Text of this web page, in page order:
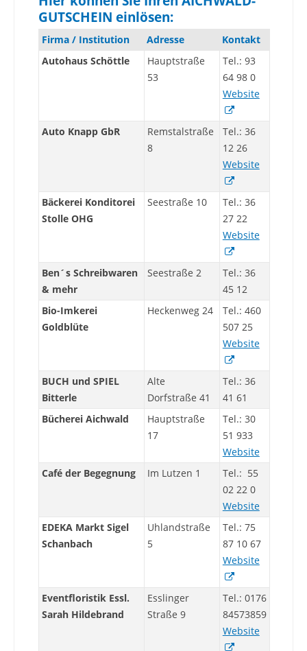
GUTSCHEIN einlösen:
Firma / Institution Adresse
Kontakt
Autohaus Schöttle
Hauptstraße
53
Tel.: 93
64 98 0
Website
Auto Knapp GbR
Remstalstraße
8
Tel.: 36
12 26
Website
Bäckerei Konditorei
Stolle OHG
Seestraße 10
Tel.: 36
27 22
Website
Ben´s Schreibwaren
& mehr
Seestraße 2
Tel.: 36
45 12
Bio-Imkerei
Goldblüte
Heckenweg 24
Tel.: 460
507 25
Website
BUCH und SPIEL
Bitterle
Alte
Dorfstraße 41
Tel.: 36
41 61
Bücherei Aichwald
Hauptstraße
17
Tel.: 30
51 933
Website
Café der Begegnung
Im Lutzen 1
Tel.: 55
02 22 0
Website
EDEKA Markt Sigel
Schanbach
Uhlandstraße
5
Tel.: 75
87 10 67
Website
Eventfloristik Essl.
Sarah Hildebrand
Esslinger
Straße 9
Tel.: 0176
84573859
Website